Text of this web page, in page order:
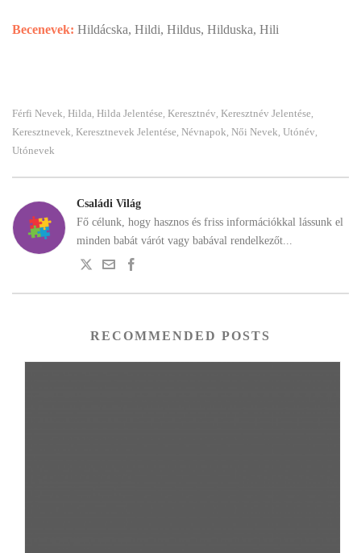
Becenevek: Hildácska, Hildi, Hildus, Hilduska, Hili
Férfi Nevek, Hilda, Hilda Jelentése, Keresztnév, Keresztnév Jelentése,
Keresztnevek, Keresztnevek Jelentése, Névnapok, Női Nevek, Utónév,
Utónevek
Családi Világ
Fő célunk, hogy hasznos és friss információkkal lássunk el
minden babát várót vagy babával rendelkezőt...
RECOMMENDED POSTS